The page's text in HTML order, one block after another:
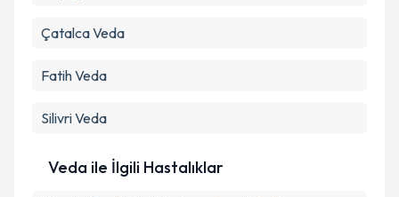
ÇatalcaVeda
FatihVeda
SilivriVeda
Veda ile İlgili Hastalıklar